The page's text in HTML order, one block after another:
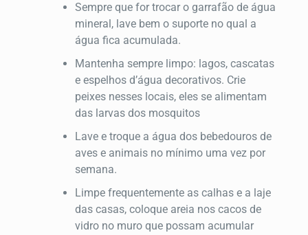
Sempre que for trocar o garrafão de água
mineral, lave bem o suporte no qual a
água fica acumulada.
Mantenha sempre limpo: lagos, cascatas
e espelhos d’água decorativos. Crie
peixes nesses locais, eles se alimentam
das larvas dos mosquitos
Lave e troque a água dos bebedouros de
aves e animais no mínimo uma vez por
semana.
Limpe frequentemente as calhas e a laje
das casas, coloque areia nos cacos de
vidro no muro que possam acumular